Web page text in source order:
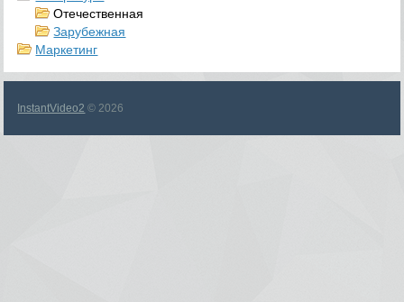
Отечественная
Зарубежная
Маркетинг
InstantVideo2 © 2026